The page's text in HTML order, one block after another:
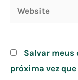
Website
Salvar meus
próxima vez